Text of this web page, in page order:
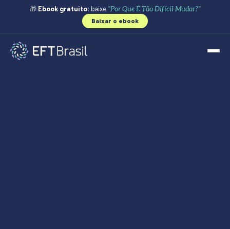
🎁 Ebook gratuito: baixe "Por Que É Tão Difícil Mudar?"
Baixar o ebook